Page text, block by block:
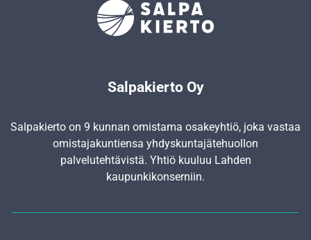
Salpakierto Oy
Salpakierto on 9 kunnan omistama osakeyhtiö, joka vastaa
omistajakuntiensa yhdyskunta­jätehuollon
palvelutehtävistä. Yhtiö kuuluu Lahden
kaupunkikonserniin.